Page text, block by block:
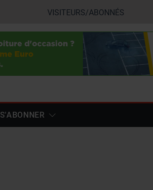
VISITEURS/ABONNÉS
S'ABONNER